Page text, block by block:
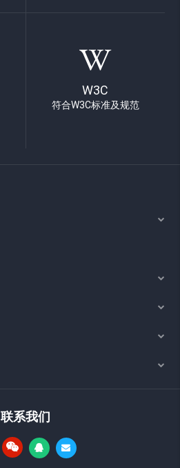
W3C
符合W3C标准及规范
联系我们